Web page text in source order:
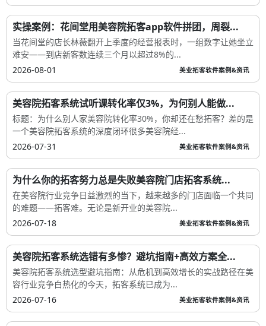
实操案例：花间堂用美容院拓客app软件拼团，周裂...
当花间堂的店长林薇翻开上季度的经营报表时，一组数字让她坐立
难安——到店新客数连续三个月以超过8%的...
2026-08-01
美业拓客软件案例&资讯
美容院拓客系统试听课转化率仅3%，为何别人能做...
标题：为什么别人家美容院转化率30%，你却还在愁拓客？差的是
一个美容院拓客系统的深度闭环很多美容院经...
2026-07-31
美业拓客软件案例&资讯
为什么你的拓客努力总是失败美容院门店拓客系统...
在美容院行业竞争日益激烈的当下，越来越多的门店面临一个共同
的难题——拓客难。无论是新开业的美容院...
2026-07-18
美业拓客软件案例&资讯
美容院拓客系统选错有多惨？避坑指南+高效方案全...
美容院拓客系统选型避坑指南：从危机到高效增长的实战路径在美
容行业竞争白热化的今天，拓客系统已成为...
2026-07-16
美业拓客软件案例&资讯